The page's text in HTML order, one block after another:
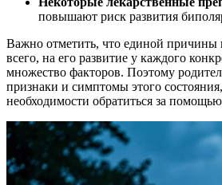
повышают риск развития
Важно отметить, что единой причины
всего, на его развитие у каждого
множество факторов. Поэтому
признаки и симптомы этого
необходимости обратиться за